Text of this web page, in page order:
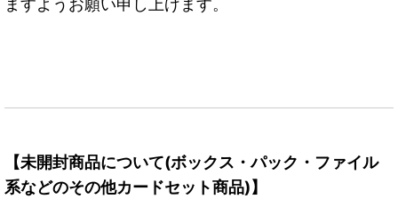
【未開封商品について(ボックス・パック・ファイル
系などのその他カードセット商品)】